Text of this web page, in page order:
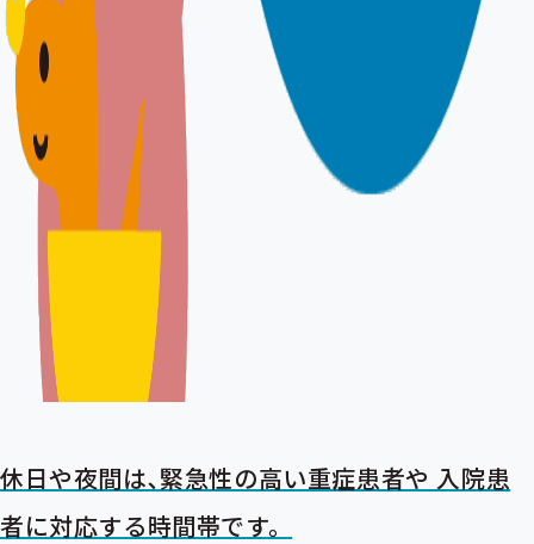
休日や夜間は､緊急性の高い重症患者や 入院患
者に対応する時間帯です。